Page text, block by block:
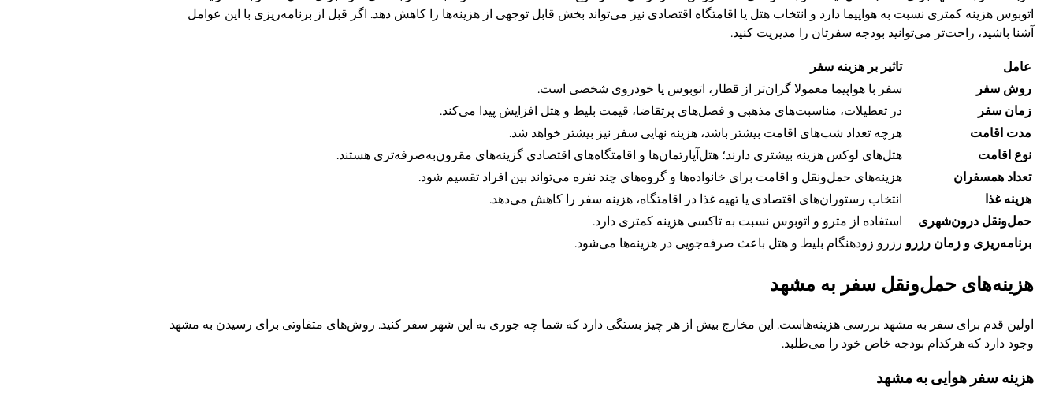
اتوبوس هزینه کمتری نسبت به هواپیما دارد و انتخاب هتل یا اقامتگاه اقتصادی نیز می‌تواند بخش قابل توجهی از هزینه‌ها را کاهش دهد. اگر قبل از برنامه‌ریزی با این عوامل
آشنا باشید، راحت‌تر می‌توانید بودجه سفرتان را مدیریت کنید.
عامل
تاثیر بر هزینه سفر
روش سفر
سفر با هواپیما معمولا گران‌تر از قطار، اتوبوس یا خودروی شخصی است.
زمان سفر
در تعطیلات، مناسبت‌های مذهبی و فصل‌های پرتقاضا، قیمت بلیط و هتل افزایش پیدا می‌کند.
مدت اقامت
هرچه تعداد شب‌های اقامت بیشتر باشد، هزینه نهایی سفر نیز بیشتر خواهد شد.
نوع اقامت
هتل‌های لوکس هزینه بیشتری دارند؛ هتل‌آپارتمان‌ها و اقامتگاه‌های اقتصادی گزینه‌های مقرون‌به‌صرفه‌تری هستند.
تعداد همسفران
هزینه‌های حمل‌ونقل و اقامت برای خانواده‌ها و گروه‌های چند نفره می‌تواند بین افراد تقسیم شود.
هزینه غذا
انتخاب رستوران‌های اقتصادی یا تهیه غذا در اقامتگاه، هزینه سفر را کاهش می‌دهد.
حمل‌ونقل درون‌شهری
استفاده از مترو و اتوبوس نسبت به تاکسی هزینه کمتری دارد.
برنامه‌ریزی و زمان رزرو رزرو زودهنگام بلیط و هتل باعث صرفه‌جویی در هزینه‌ها می‌شود.
هزینه‌های حمل‌ونقل سفر به مشهد
اولین قدم برای سفر به مشهد بررسی هزینه‌هاست. این مخارج بیش از هر چیز بستگی دارد که شما چه جوری به این شهر سفر کنید. روش‌های متفاوتی برای رسیدن به مشهد
وجود دارد که هرکدام بودجه خاص خود را می‌طلبد.
هزینه سفر هوایی به مشهد